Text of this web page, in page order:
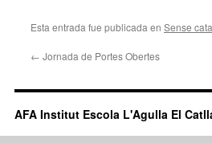
Esta entrada fue publicada en Sense
← Jornada de Portes Obertes
AFA Institut Escola L'Agulla El